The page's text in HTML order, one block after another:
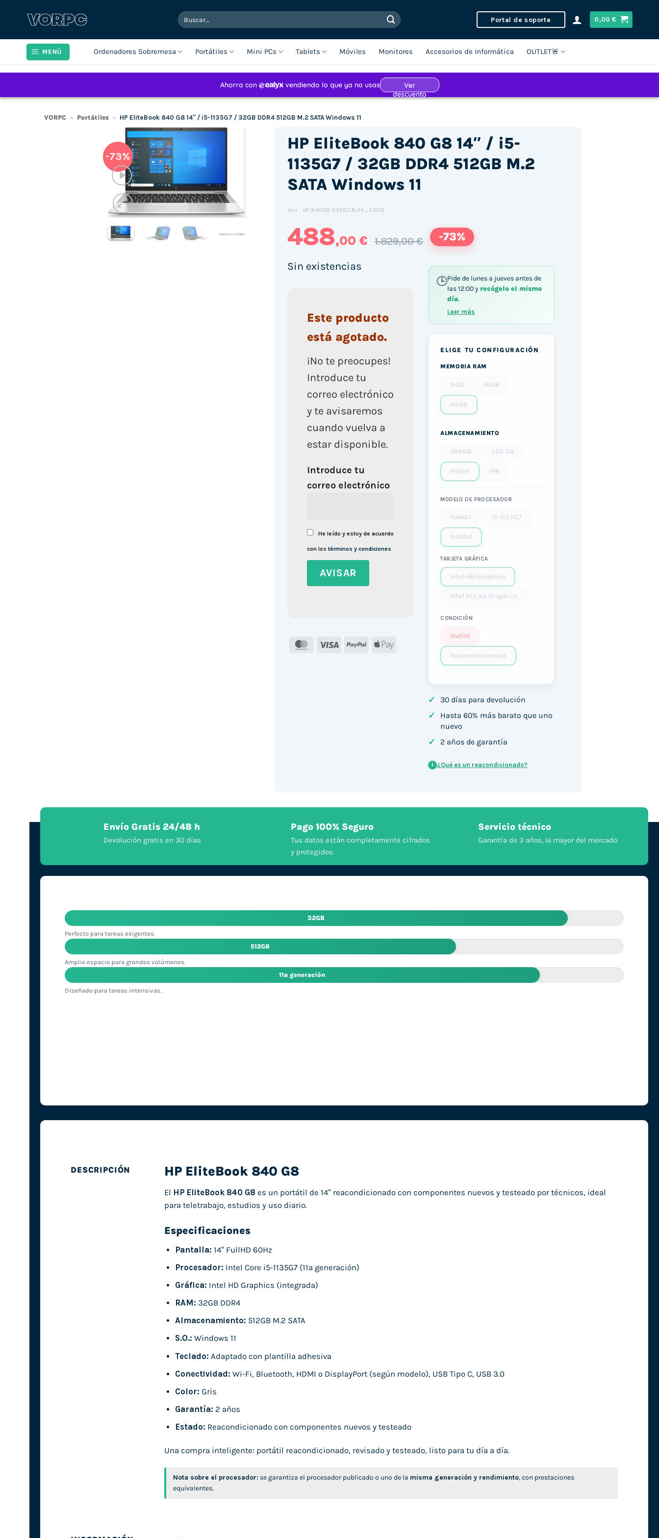
Buscar
por:
Portal de soporte 0,00€
MENÚ Ordenadores Sobremesa Portátiles Mini PCs Tablets Móviles Monitores Accesorios de Informática OUTLET🚨
VORPC » Portátiles » HP EliteBook 840 G8 14″ / i5-1135G7 / 32GB DDR4 512GB M.2 SATA Windows 11
-73%
Haz clic para aceptar cookies de
contenido (Translation error)
HP EliteBook 840 G8 14″ / i5-
1135G7 / 32GB DDR4 512GB M.2
SATA Windows 11
SKU: HP.840G8.1135G7.N.Ad_32512
488,00 € 1.829,00 € -73%
Sin existencias
Este producto
está agotado.
¡No te preocupes!
Introduce tu
correo electrónico
y te avisaremos
cuando vuelva a
estar disponible.
Introduce tu
correo electrónico
He leído y estoy de acuerdo
con lostérminos y condiciones
MasterCard
Visa PayPal Apple
Pide de lunes a jueves antes de
las 12:00 y recógelo el mismo
día.
Leer más
ELIGE TU CONFIGURACIÓN
MEMORIA RAM
8GB 16GB
32GB
ALMACENAMIENTO
256GB 256 GB
512GB 1TB
MODELO DE PROCESADOR
1145G7 i5-1135G7
1135G7
TARJETA GRÁFICA
Intel HD Graphics
Intel Iris Xe Graphics
CONDICIÓN
Outlet
Reacondicionado
✓ 30 días para devolución
✓
Hasta 60% más barato que uno
nuevo
✓ 2 años de garantía
i ¿Qué es un reacondicionado?
Envío Gratis 24/48 h
Devolución gratis en 30 días
Pago 100% Seguro
Tus datos están completamente cifrados
y protegidos.
Servicio técnico
Garantía de 3 años, la mayor del mercado
32GB
Perfecto para tareas exigentes.
512GB
Amplio espacio para grandes volúmenes.
11ª generación
Diseñado para tareas intensivas.
DESCRIPCIÓN HP EliteBook 840 G8
El HP EliteBook 840 G8 es un portátil de 14″ reacondicionado con componentes nuevos y testeado por técnicos, ideal
para teletrabajo, estudios y uso diario.
Especificaciones
Pantalla: 14″ FullHD 60Hz
Procesador: Intel Core i5-1135G7 (11ª generación)
Gráfica: Intel HD Graphics (integrada)
RAM: 32GB DDR4
Almacenamiento: 512GB M.2 SATA
S.O.: Windows 11
Teclado: Adaptado con plantilla adhesiva
Conectividad: Wi-Fi, Bluetooth, HDMI o DisplayPort (según modelo), USB Tipo C, USB 3.0
Color: Gris
Garantía: 2 años
Estado: Reacondicionado con componentes nuevos y testeado
Una compra inteligente: portátil reacondicionado, revisado y testeado, listo para tu día a día.
Nota sobre el procesador: se garantiza el procesador publicado o uno de la misma generación y rendimiento, con prestaciones
equivalentes.